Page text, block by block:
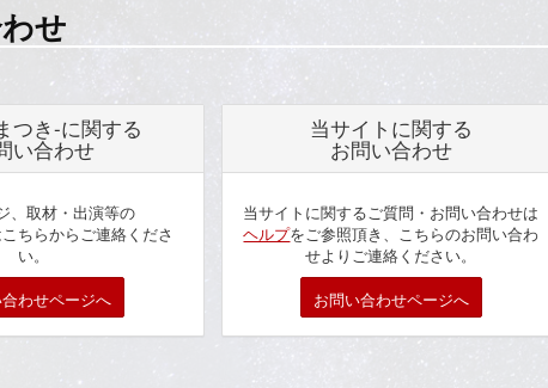
せ
つき-に関する
い合わせ
、取材・出演等の
ちらからご連絡くださ
い。
わせページへ
当サイトに関する
お問い合わせ
当サイトに関するご質問・お問い合わせは
ヘルプをご参照頂き、こちらのお問い合わ
せよりご連絡ください。
お問い合わせページへ